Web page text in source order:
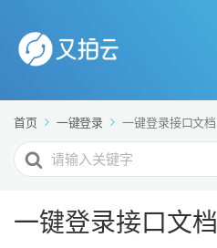
首页 一键登录 一键登录接口文档
搜
索
一键登录接口文档